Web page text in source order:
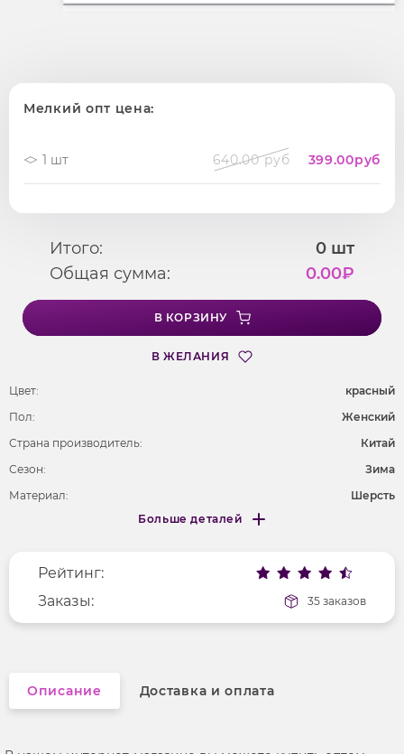
Мелкий опт цена:
1 шт 640.00 руб 399.00руб
Итого: 0 шт
Общая сумма:
0.00₽
В КОРЗИНУ
В ЖЕЛАНИЯ
Цвет:
красный
Пол:
Женский
Страна производитель:
Китай
Сезон:
Зима
Материал:
Шерсть
Фактура материала
ворсистый
Вырез горловины
округлый
Рисунок
геометрический
Больше деталей
Меньше деталей
Рейтинг:
Заказы:
35 заказов
Описание Доставка и оплата